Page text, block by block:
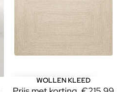
UitverkoopWOLLEN KLEED